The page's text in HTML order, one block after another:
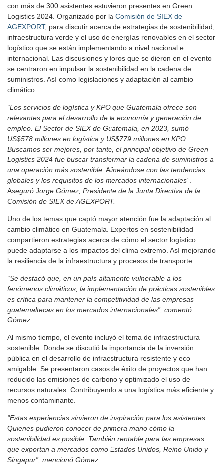
con más de 300 asistentes estuvieron presentes en Green
Logistics 2024. Organizado por la Comisión de SIEX de
AGEXPORT, para discutir acerca de estrategias de sostenibilidad,
infraestructura verde y el uso de energías renovables en el sector
logístico que se están implementando a nivel nacional e
internacional. Las discusiones y foros que se dieron en el evento
se centraron en impulsar la sostenibilidad en la cadena de
suministros. Así como legislaciones y adaptación al cambio
climático.
“Los servicios de logística y KPO que Guatemala ofrece son
relevantes para el desarrollo de la economía y generación de
empleo. El Sector de SIEX de Guatemala, en 2023, sumó
US$578 millones en logística y US$779 millones en KPO.
Buscamos ser mejores, por tanto, el principal objetivo de Green
Logistics 2024 fue buscar transformar la cadena de suministros a
una operación más sostenible . Alineándose con las tendencias
globales y los requisitos de los mercados internacionales”
Aseguró Jorge Gómez, Presidente de la Junta Directiva de la
Comisión de SIEX de AGEXPORT.
Uno de los temas que captó mayor atención fue la adaptación al
cambio climático en Guatemala. Expertos en sostenibilidad
compartieron estrategias acerca de cómo el sector logístico
puede adaptarse a los impactos del clima extremo. Así mejorando
la resiliencia de la infraestructura y procesos de transporte.
“Se destacó que, en un país altamente vulnerable a los
fenómenos climáticos, la implementación de prácticas sostenibles
es crítica para mantener la competitividad de las empresas
guatemaltecas en los mercados internacionales”, comentó
Gómez.
Al mismo tiempo, el evento incluyó el tema de infraestructura
sostenible. Donde se discutió la importancia de la inversión
pública en el desarrollo de infraestructura resistente y eco
amigable. Se presentaron casos de éxito de proyectos que han
reducido las emisiones de carbono y optimizado el uso de
recursos naturales. Contribuyendo a una logística más eficiente y
menos contaminante.
“Estas experiencias sirvieron de inspiración para los asistentes
Quienes pudieron conocer de primera mano cómo la
sostenibilidad es posible. También rentable para las empresas
que exportan a mercados como Estados Unidos, Reino Unido y
Singapur”, mencionó Gómez.